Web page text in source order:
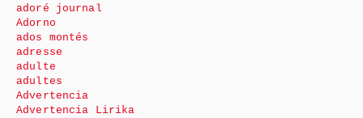
adoré journal
Adorno
ados montés
adresse
adulte
adultes
Advertencia
Advertencia Lirika